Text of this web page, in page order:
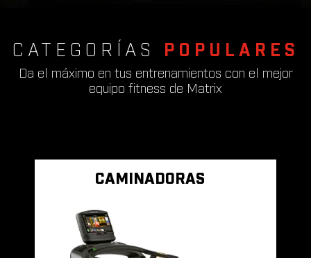
CATEGORÍAS POPULARES
Da el máximo en tus entrenamientos con el mejor
equipo fitness de Matrix
CAMINADORAS